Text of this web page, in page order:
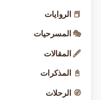
📕 الروايات
🎭 المسرحيات
🖋️ المقالات
📓 المذكرات
🧭 الرحلات